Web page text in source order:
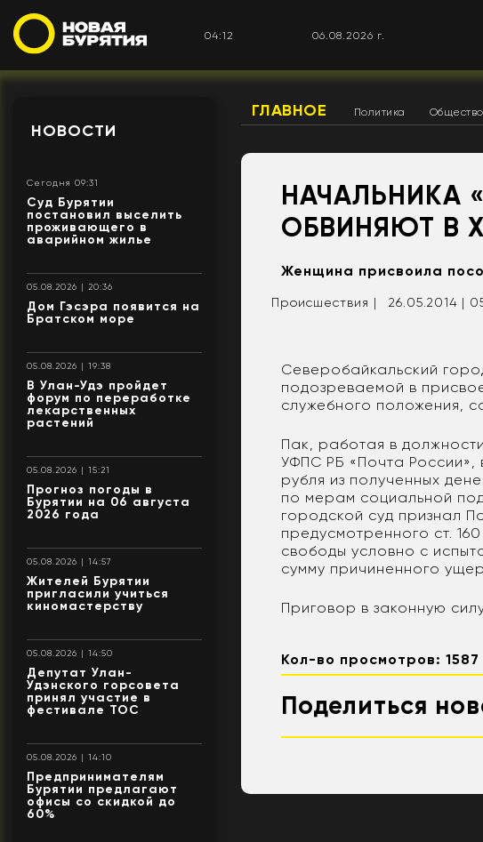
04:12 06.08.2026 г.
НОВОСТИ
Сегодня 09:31
Суд Бурятии
постановил выселить
проживающего в
аварийном жилье
05.08.2026 | 20:36
Дом Гэсэра появится на
Братском море
05.08.2026 | 19:38
В Улан-Удэ пройдет
форум по переработке
лекарственных
растений
05.08.2026 | 15:21
Прогноз погоды в
Бурятии на 06 августа
2026 года
05.08.2026 | 14:57
Жителей Бурятии
пригласили учиться
киномастерству
05.08.2026 | 14:50
Депутат Улан-
Удэнского горсовета
принял участие в
фестивале ТОС
05.08.2026 | 14:10
Предпринимателям
Бурятии предлагают
офисы со скидкой до
60%
ГЛАВНОЕ Политика Общество
НАЧАЛЬНИКА
ОБВИНЯЮТ В
Женщина присвоила
Происшествия | 26.05.2014 |
Северобайкальский
подозреваемой в
служебного положения,
Пак, работая в
УФПС РБ «Почта России»,
рубля из полученных
по мерам социальной
городской суд признал
предусмотренного ст.
свободы условно с
сумму причиненного
Приговор в законную
Кол-во просмотров: 1587
Поделиться